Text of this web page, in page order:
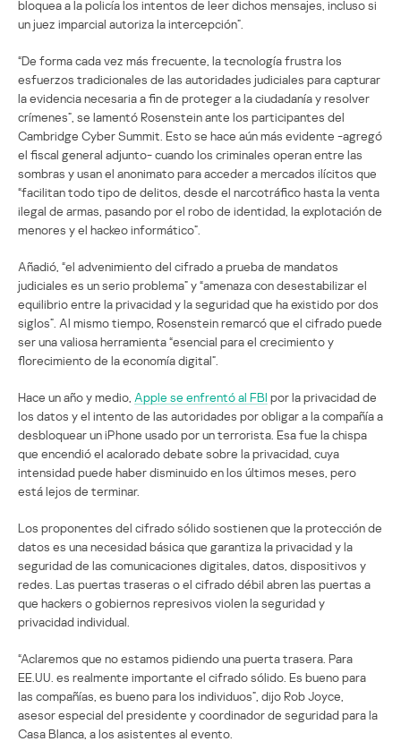
bloquea a la policía los intentos de leer dichos mensajes, incluso si
un juez imparcial autoriza la intercepción”.
“De forma cada vez más frecuente, la tecnología frustra los
esfuerzos tradicionales de las autoridades judiciales para capturar
la evidencia necesaria a fin de proteger a la ciudadanía y resolver
crímenes”, se lamentó Rosenstein ante los participantes del
Cambridge Cyber Summit. Esto se hace aún más evidente -agregó
el fiscal general adjunto- cuando los criminales operan entre las
sombras y usan el anonimato para acceder a mercados ilícitos que
“facilitan todo tipo de delitos, desde el narcotráfico hasta la venta
ilegal de armas, pasando por el robo de identidad, la explotación de
menores y el hackeo informático”.
Añadió, “el advenimiento del cifrado a prueba de mandatos
judiciales es un serio problema” y “amenaza con desestabilizar el
equilibrio entre la privacidad y la seguridad que ha existido por dos
siglos”. Al mismo tiempo, Rosenstein remarcó que el cifrado puede
ser una valiosa herramienta “esencial para el crecimiento y
florecimiento de la economía digital”.
Hace un año y medio, Apple se enfrentó al FBI por la privacidad de
los datos y el intento de las autoridades por obligar a la compañía a
desbloquear un iPhone usado por un terrorista. Esa fue la chispa
que encendió el acalorado debate sobre la privacidad, cuya
intensidad puede haber disminuido en los últimos meses, pero
está lejos de terminar.
Los proponentes del cifrado sólido sostienen que la protección de
datos es una necesidad básica que garantiza la privacidad y la
seguridad de las comunicaciones digitales, datos, dispositivos y
redes. Las puertas traseras o el cifrado débil abren las puertas a
que hackers o gobiernos represivos violen la seguridad y
privacidad individual.
“Aclaremos que no estamos pidiendo una puerta trasera. Para
EE.UU. es realmente importante el cifrado sólido. Es bueno para
las compañías, es bueno para los individuos”, dijo Rob Joyce,
asesor especial del presidente y coordinador de seguridad para la
Casa Blanca, a los asistentes al evento.